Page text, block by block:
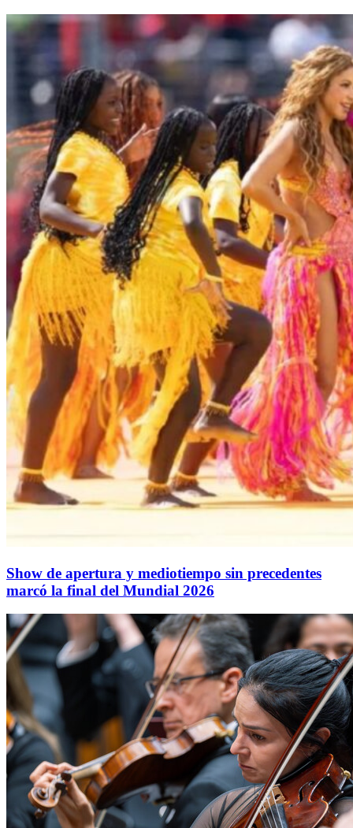
Show de apertura y mediotiempo sin precedentes
marcó la final del Mundial 2026